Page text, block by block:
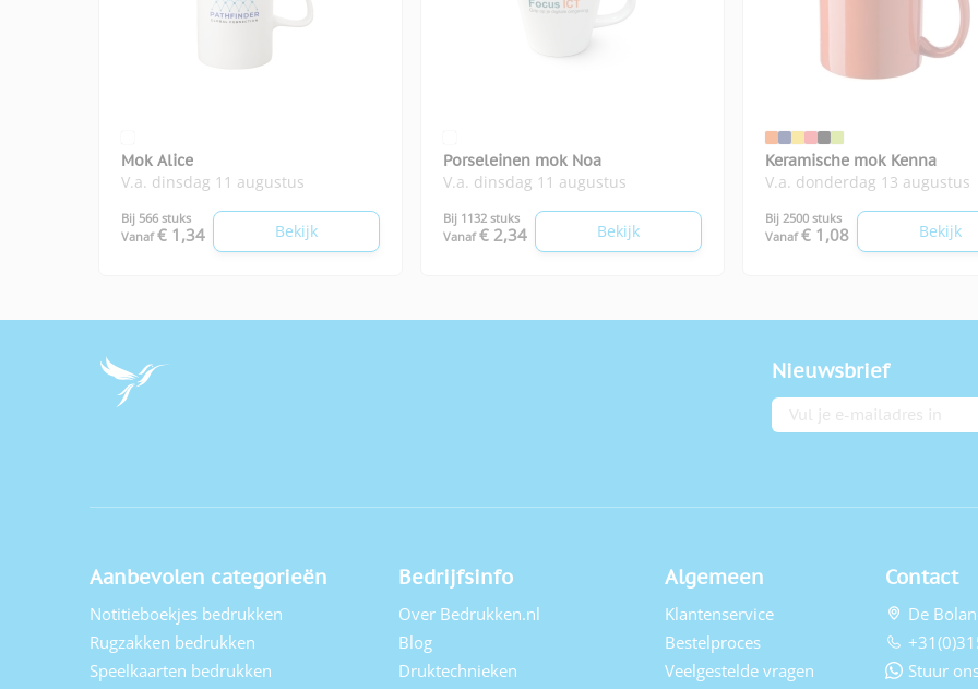
Mok Alice
V.a. dinsdag 11 augustus
Bij 566 stuks
Vanaf € 1,34 Bekijk
Porseleinen mok Noa
V.a. dinsdag 11 augustus
Bij 1132 stuks
Vanaf € 2,34 Bekijk
Keramische mok Kenna
V.a. donderdag 13 augustus
Bij 2500 stuks
Vanaf € 1,08 Bekijk
Nieuwsbrief
E-mailadres
Aanbevolen categorieën
Notitieboekjes bedrukken
Rugzakken bedrukken
Speelkaarten bedrukken
Bedrijfsinfo
Over Bedrukken.nl
Blog
Druktechnieken
Algemeen
Klantenservice
Bestelproces
Veelgestelde vragen
Contact
De
Stuur